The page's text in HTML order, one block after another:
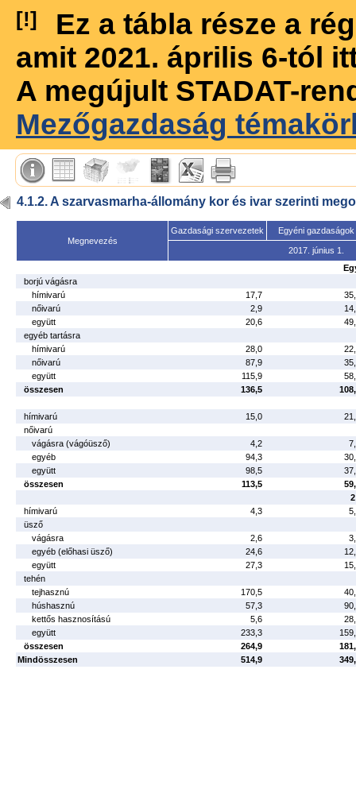
[!]
Ez a tábla része a
amit 2021. április 6-tól
A megújult STADAT-
Mezőgazdaság
4.1.2. A szarvasmarha-állomány kor és ivar szerinti
Megnevezés
Gazdasági szervezetek Egyéni gazdaságok
2017. június 1.
borjú vágásra
hímivarú
17,7
nőivarú
2,9
együtt
20,6
egyéb tartásra
hímivarú
28,0
nőivarú
87,9
együtt
115,9
összesen
136,5
hímivarú 15,0
nőivarú
vágásra (vágóüsző)
4,2
egyéb
94,3
együtt
98,5
összesen
113,5
hímivarú
4,3
üsző
vágásra
2,6
egyéb (előhasi üsző)
24,6
együtt
27,3
tehén
tejhasznú
170,5
húshasznú
57,3
kettős hasznosítású
5,6
együtt
233,3
összesen
264,9
Mindösszesen
514,9